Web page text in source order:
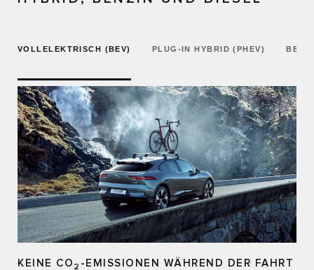
VOLLELEKTRISCH (BEV) PLUG-IN HYBRID (PHEV)
KEINE CO 2 -EMISSIONEN WÄHREND DER FAHRT